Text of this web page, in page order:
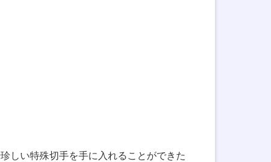
しい特殊切手を手に入れることができた